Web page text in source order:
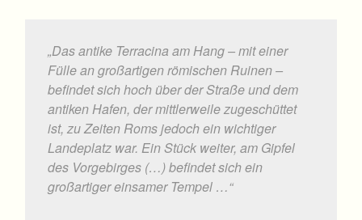
„Das antike Terracina am Hang – mit einer
Fülle an großartigen römischen Ruinen –
befindet sich hoch über der Straße und dem
antiken Hafen, der mittlerweile zugeschüttet
ist, zu Zeiten Roms jedoch ein wichtiger
Landeplatz war. Ein Stück weiter, am Gipfel
des Vorgebirges (…) befindet sich ein
großartiger einsamer Tempel …“